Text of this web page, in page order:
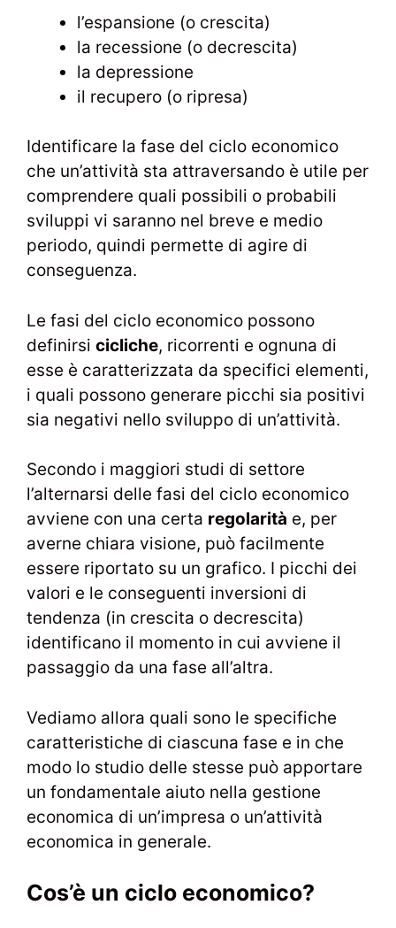
l’espansione (o crescita)
la recessione (o decrescita)
la depressione
il recupero (o ripresa)
Identificare la fase del ciclo economico
che un’attività sta attraversando è utile per
comprendere quali possibili o probabili
sviluppi vi saranno nel breve e medio
periodo, quindi permette di agire di
conseguenza.
Le fasi del ciclo economico possono
definirsi cicliche, ricorrenti e ognuna di
esse è caratterizzata da specifici elementi,
i quali possono generare picchi sia positivi
sia negativi nello sviluppo di un’attività.
Secondo i maggiori studi di settore
l’alternarsi delle fasi del ciclo economico
avviene con una certa regolarità e, per
averne chiara visione, può facilmente
essere riportato su un grafico. I picchi dei
valori e le conseguenti inversioni di
tendenza (in crescita o decrescita)
identificano il momento in cui avviene il
passaggio da una fase all’altra.
Vediamo allora quali sono le specifiche
caratteristiche di ciascuna fase e in che
modo lo studio delle stesse può apportare
un fondamentale aiuto nella gestione
economica di un’impresa o un’attività
economica in generale.
Cos’è un ciclo economico?